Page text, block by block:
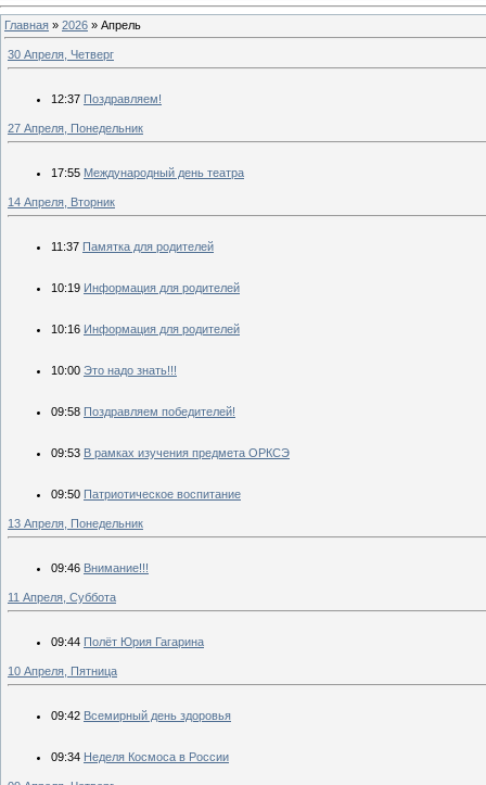
Главная » 2026 » Апрель
30 Апреля, Четверг
12:37 Поздравляем!
27 Апреля, Понедельник
17:55 Международный день театра
14 Апреля, Вторник
11:37 Памятка для родителей
10:19 Информация для родителей
10:16 Информация для родителей
10:00 Это надо знать!!!
09:58 Поздравляем победителей!
09:53 В рамках изучения предмета ОРКСЭ
09:50 Патриотическое воспитание
13 Апреля, Понедельник
09:46 Внимание!!!
11 Апреля, Суббота
09:44 Полёт Юрия Гагарина
10 Апреля, Пятница
09:42 Всемирный день здоровья
09:34 Неделя Космоса в России